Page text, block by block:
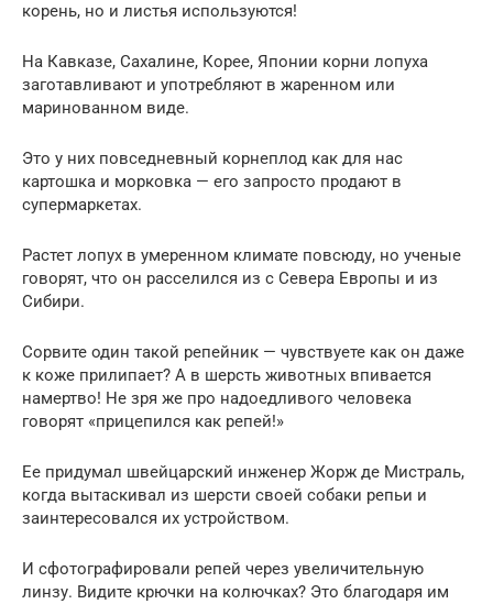
корень, но и листья используются!
На Кавказе, Сахалине, Корее, Японии корни лопуха
заготавливают и употребляют в жаренном или
маринованном виде.
Это у них повседневный корнеплод как для нас
картошка и морковка — его запросто продают в
супермаркетах.
Растет лопух в умеренном климате повсюду, но ученые
говорят, что он расселился из с Севера Европы и из
Сибири.
Сорвите один такой репейник — чувствуете как он даже
к коже прилипает? А в шерсть животных впивается
намертво! Не зря же про надоедливого человека
говорят «прицепился как репей!»
Ее придумал швейцарский инженер Жорж де Мистраль,
когда вытаскивал из шерсти своей собаки репьи и
заинтересовался их устройством.
И сфотографировали репей через увеличительную
линзу. Видите крючки на колючках? Это благодаря им